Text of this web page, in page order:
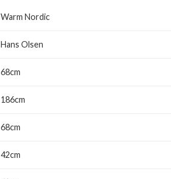
Warm Nordic
Hans Olsen
68cm
186cm
68cm
42cm